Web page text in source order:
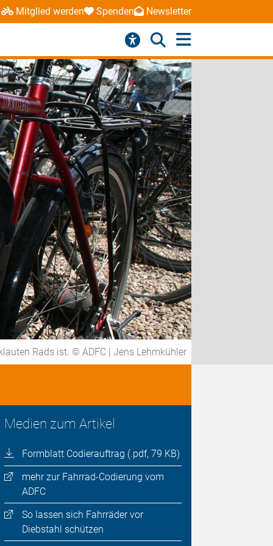
Mitglied werden Spenden Newsletter
Rads ist. © ADFC | Jens Lehmkühler
Medien zum Artikel
Formblatt Codierauftrag (.pdf, 79 KB)
mehr zur Fahrrad-Codierung vom
ADFC
So lassen sich Fahrräder vor
Diebstahl schützen